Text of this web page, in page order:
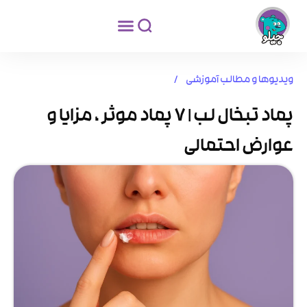
ویدیوها و مطالب آموزشی /
پماد تبخال لب | 7 پماد موثر ، مزایا و
عوارض احتمالی